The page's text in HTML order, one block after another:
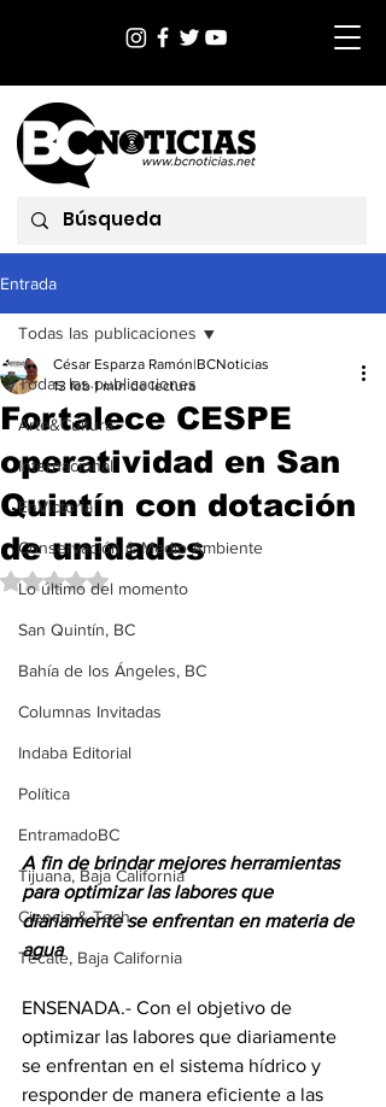
Entrada
Todas las publicaciones
Arte&Cultura
Internacional
EnVictoria
Conservación & Medio Ambiente
Lo último del momento
San Quintín, BC
Bahía de los Ángeles, BC
Columnas Invitadas
Indaba Editorial
Política
EntramadoBC
Tijuana, Baja California
Ciencia & Tech
Tecate, Baja California
Todas las publicaciones
Fortalece CESPE
operatividad en San
Quintín con dotación
de unidades
César Esparza Ramón|BCNoticias
13 feb 1 min de lectura
Obtuvo NaN de 5 estrellas.
A fin de brindar mejores herramientas
para optimizar las labores que
diariamente se enfrentan en materia de
agua
ENSENADA.- Con el objetivo de
optimizar las labores que diariamente
se enfrentan en el sistema hídrico y
responder de manera eficiente a las